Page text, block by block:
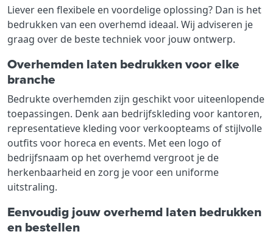
Liever een flexibele en voordelige oplossing? Dan is het
bedrukken van een overhemd ideaal. Wij adviseren je
graag over de beste techniek voor jouw ontwerp.
Overhemden laten bedrukken voor elke
branche
Bedrukte overhemden zijn geschikt voor uiteenlopende
toepassingen. Denk aan bedrijfskleding voor kantoren,
representatieve kleding voor verkoopteams of stijlvolle
outfits voor horeca en events. Met een logo of
bedrijfsnaam op het overhemd vergroot je de
herkenbaarheid en zorg je voor een uniforme
uitstraling.
Eenvoudig jouw overhemd laten bedrukken
en bestellen